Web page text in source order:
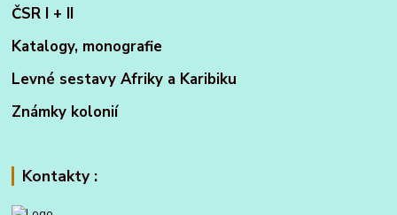
ČSR I + II
Katalogy, monografie
Levné sestavy Afriky a Karibiku
Známky kolonií
Kontakty :